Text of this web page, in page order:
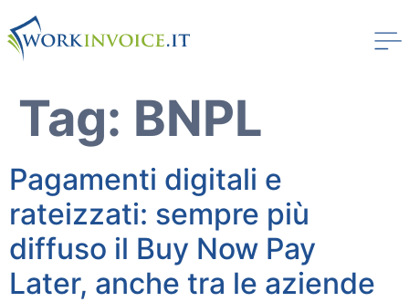
Tag: BNPL
Pagamenti digitali e
rateizzati: sempre più
diffuso il Buy Now Pay
Later, anche tra le aziende